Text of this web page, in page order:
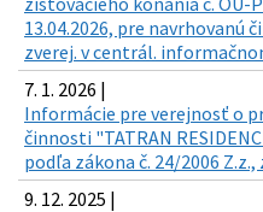
13.04.2026, pre navrhovanú
zverej. v centrál.
7. 1. 2026 |
Informácie pre verejnosť o
činnosti "TATRAN
podľa zákona č. 24/2006 Z.z.,
9. 12. 2025 |